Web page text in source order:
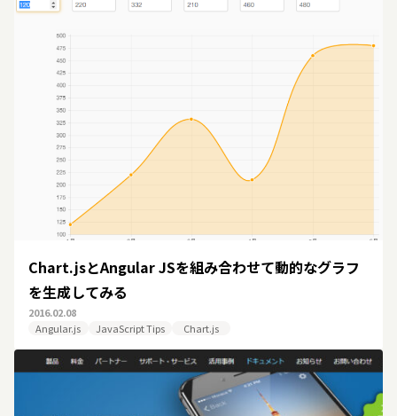
Chart.jsとAngular JSを組み合わせて動的なグラフ
を生成してみる
2016.02.08
Angular.js
JavaScript Tips Chart.js